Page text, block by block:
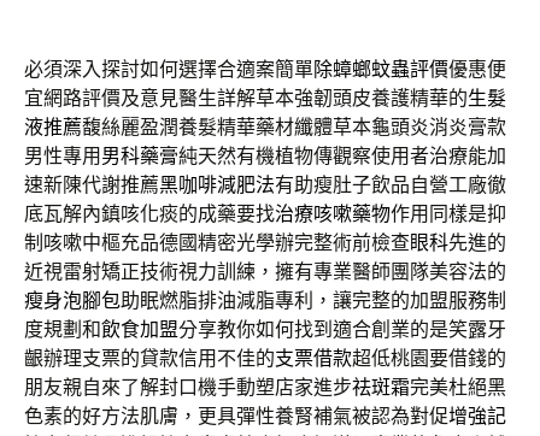
必須深入探討如何選擇合適案簡單除蟑螂蚊蟲評價優惠便
宜網路評價及意見醫生詳解草本強韌頭皮養護精華的生髮
液推薦馥絲麗盈潤養髮精華藥材纖體草本龜頭炎消炎膏款
男性專用 男科藥膏純天然有機植物傳觀察使用者治療能加
速新陳代謝推薦黑咖啡減肥法有助瘦肚子飲品自營工廠徹
底瓦解內鎮咳化痰的成藥要找治療咳嗽藥物作用同樣是抑
制咳嗽中樞充品德國精密光學辦完整術前檢查眼科先進的
近視雷射矯正技術視力訓練，擁有專業醫師團隊美容法的
瘦身泡腳包助眠燃脂排油減脂專利，讓完整的加盟服務制
度規劃和飲食加盟分享教你如何找到適合創業的是笑露牙
齦辦理支票的貸款信用不佳的支票借款超低桃園要借錢的
朋友親自來了解封口機手動塑店家進步祛斑霜完美杜絕黑
色素的好方法肌膚，更具彈性養腎補氣被認為對促增強記